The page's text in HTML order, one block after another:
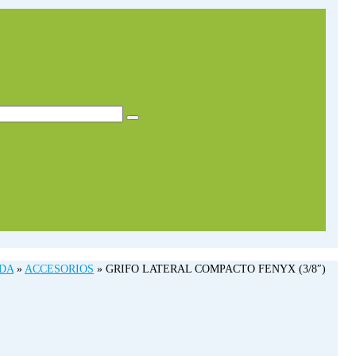
» ACCESORIOS » GRIFO LATERAL COMPACTO FENYX (3/8″)